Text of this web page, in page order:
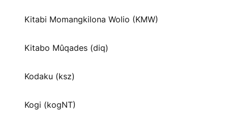
Kitabi Momangkilona Wolio (KMW)
Kitabo Mûqades (diq)
Kodaku (ksz)
Kogi (kogNT)